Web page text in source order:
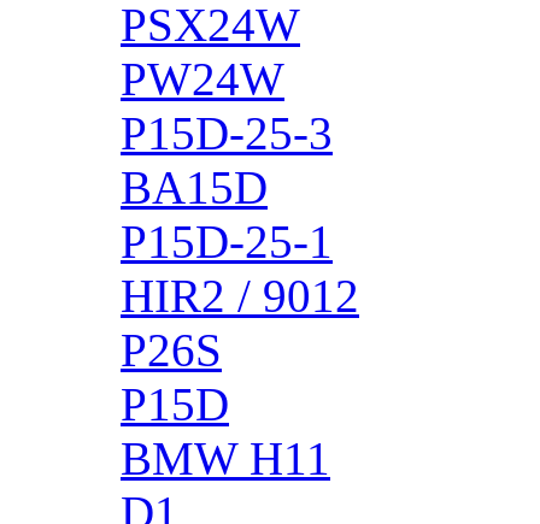
PSX24W
PW24W
P15D-25-3
BA15D
P15D-25-1
HIR2 / 9012
P26S
P15D
BMW H11
D1